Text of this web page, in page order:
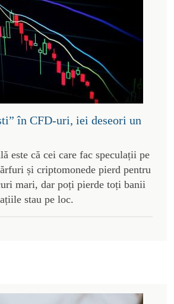
în CFD-uri, iei deseori un
este că cei care fac speculații pe
și criptomonede pierd pentru
mari, dar poți pierde toți banii
stau pe loc.